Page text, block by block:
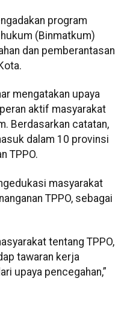
program
(Binmatkum)
dan pemberantasan
mengatakan upaya
aktif masyarakat
Berdasarkan catatan,
dalam 10 provinsi
TPPO.
masyarakat
TPPO, sebagai
tentang TPPO,
tawaran kerja
upaya pencegahan,”